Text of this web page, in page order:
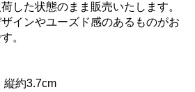
した状態のまま販売いたします。
インやユーズド感のあるものがお
。
約3.7cm